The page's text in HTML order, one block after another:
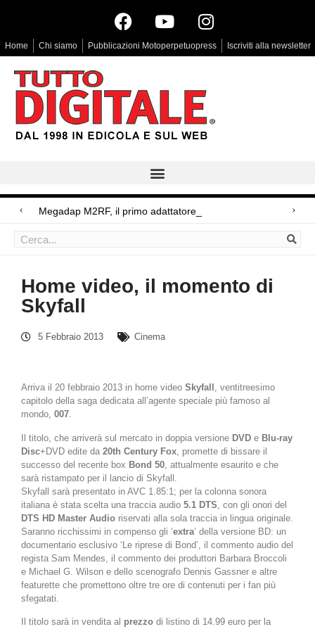
Home Chi siamo Pubblicazioni Motoperpetuopress Iscriviti alla newsletter
Megadap M2RF, il primo adattatore autofocus
Arri Rental, evoluzioni in arrivo
Home video, il momento di
Skyfall
5 Febbraio 2013 Cinema
Arriva il 20 febbraio 2013 in home video Skyfall , ventitreesimo
capitolo della saga dedicata all’agente speciale più famoso al
mondo, 007.
Il titolo, che arriverà sul mercato in doppia versione DVD e Blu-ray
Disc+DVD edite da 20th Century Fox , promette di bissare il
successo del recente box Bond 50 , attualmente esaurito e che
sarà ristampato per il lancio di Skyfall.
Skyfall sarà presentato in AVC 1.85:1; per la colonna sonora
italiana è stata scelta una traccia audio 5.1 DTS , con gli onori del
DTS HD Master Audio riservati alla sola traccia in lingua originale.
Saranno ricchissimi in compenso gli ‘extra‘ della versione BD: un
documentario esclusivo ‘Le riprese di Bond’, il commento audio del
regista Sam Mendes, il commento dei produttori Barbara Broccoli
e Michael G. Wilson e dello scenografo Dennis Gassner e altre
featurette che promettono oltre tre ore di contenuti per i fan più
sfegatati.
Il titolo sarà in vendita al prezzo di listino di 14.99 euro per la